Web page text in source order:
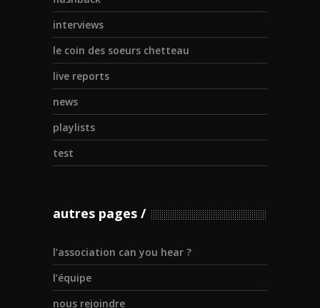
interviews
le coin des soeurs chetteau
live reports
news
playlists
test
autres pages
l’association can you hear ?
l’équipe
nous rejoindre